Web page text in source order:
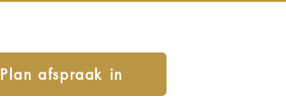
Plan afspraak in